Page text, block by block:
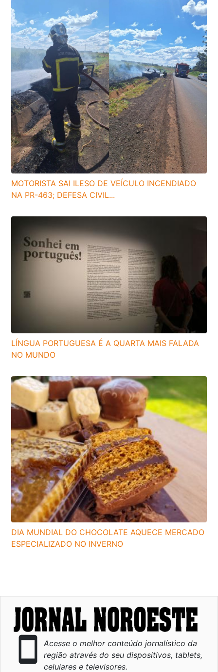
MOTORISTA SAI ILESO DE VEÍCULO INCENDIADO
NA PR-463; DEFESA CIVIL...
LÍNGUA PORTUGUESA É A QUARTA MAIS FALADA
NO MUNDO
DIA MUNDIAL DO CHOCOLATE AQUECE MERCADO
ESPECIALIZADO NO INVERNO
smartphone
Acesse o melhor conteúdo jornalístico da
região através do seu dispositivos, tablets,
celulares e televisores.